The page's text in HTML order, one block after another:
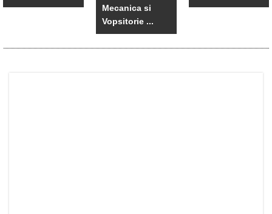
Mecanica si
Vopsitorie ...